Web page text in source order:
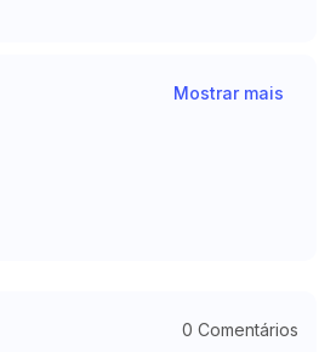
Mostrar mais
0 Comentários